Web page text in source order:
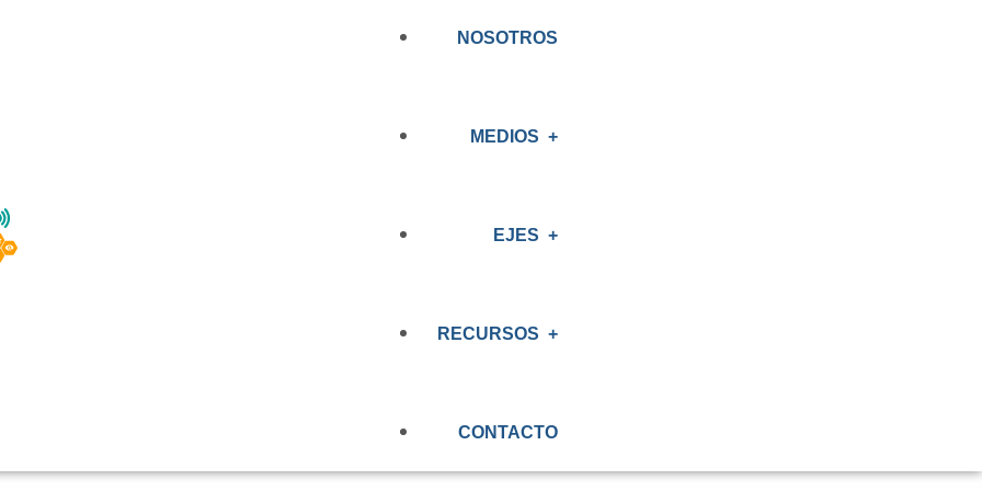
NOSOTROS
MEDIOS
PRENSA
EJES
OBSERVATORIO
RECURSOS
EVALUACIÓN RENAL
CONTACTO
NORMA DE
REGULAR LOS
CHILE